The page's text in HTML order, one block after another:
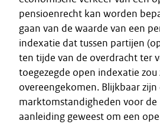
pensioenrecht kan worden
gaan van de waarde van een
indexatie dat tussen partijen
ten tijde van de overdracht ter
toegezegde open indexatie zou
overeengekomen. Blijkbaar zijn
marktomstandigheden voor de
aanleiding geweest om een